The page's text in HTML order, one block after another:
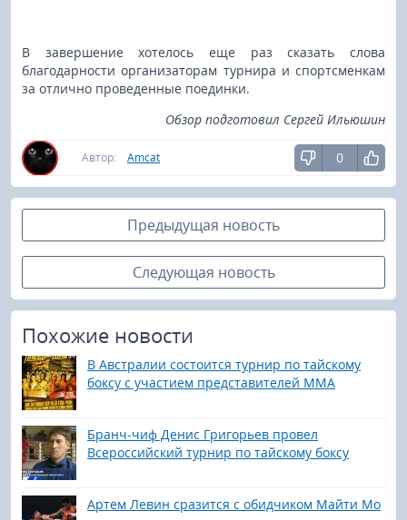
В завершение хотелось еще раз сказать слова
благодарности организаторам турнира и спортсменкам
за отлично проведенные поединки.
Обзор подготовил Сергей Ильюшин
Автор: Amcat 0
Предыдущая новость
Следующая новость
Похожие новости
В Австралии состоится турнир по тайскому
боксу с участием представителей ММА
Бранч-чиф Денис Григорьев провел
Всероссийский турнир по тайскому боксу
Артем Левин сразится с обидчиком Майти Мо